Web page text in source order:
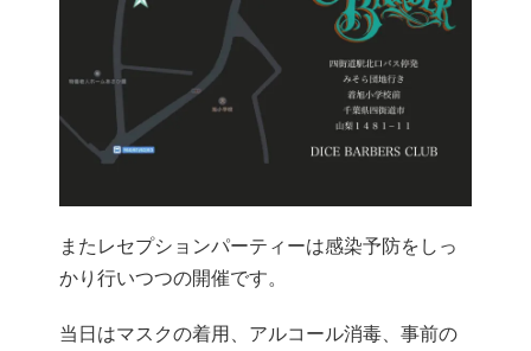
またレセプションパーティーは感染予防をしっ
かり行いつつの開催です。
当日はマスクの着用、アルコール消毒、事前の